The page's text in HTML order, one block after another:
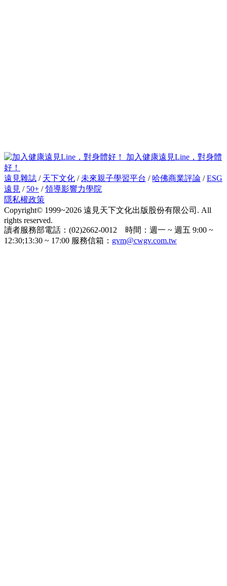
加入健康遠見Line，對身體
好！
遠見雜誌 / 天下文化 / 未來親子學習平台 / 哈佛商業評論 /ESG
遠見 / 50+ /領導影響力學院
隱私權政策
Copyright© 1999~2026 遠見天下文化出版股份有限公司. All
rights reserved.
讀者服務部電話：(02)2662-0012 時間：週一 ~ 週五 9:00 ~
12:30;13:30 ~ 17:00 服務信箱： gvm@cwgv.com.tw